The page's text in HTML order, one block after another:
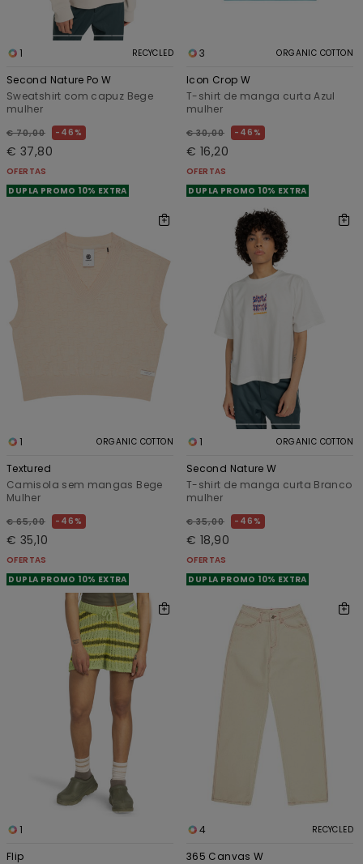
1 RECYCLED
Second Nature Po W
Sweatshirt com capuz Bege
mulher
€ 70,00 46%
€ 37,80
OFERTAS
DUPLA PROMO 10% EXTRA
3 ORGANIC COTTON
Icon Crop W
T-shirt de manga curta Azul
mulher
€ 30,00 46%
€ 16,20
OFERTAS
DUPLA PROMO 10% EXTRA
1 ORGANIC COTTON
Textured
Camisola sem mangas Bege
Mulher
€ 65,00 46%
€ 35,10
OFERTAS
DUPLA PROMO 10% EXTRA
1 ORGANIC COTTON
Second Nature W
T-shirt de manga curta Branco
mulher
€ 35,00 46%
€ 18,90
OFERTAS
DUPLA PROMO 10% EXTRA
1
Flip
4 RECYCLED
365 Canvas W